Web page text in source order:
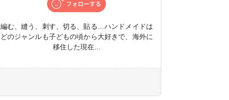
編む、縫う、刺す、切る、貼る…ハンドメイドは
どのジャンルも子どもの頃から大好きで、海外に
移住した現在...